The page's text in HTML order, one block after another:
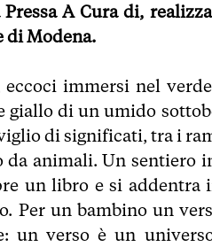
A Cura di,
di Modena.
immersi nel
giallo di un umido
di significati, tra i
da animali. Un sentiero
un libro e si addentra
Per un bambino un
un verso è un